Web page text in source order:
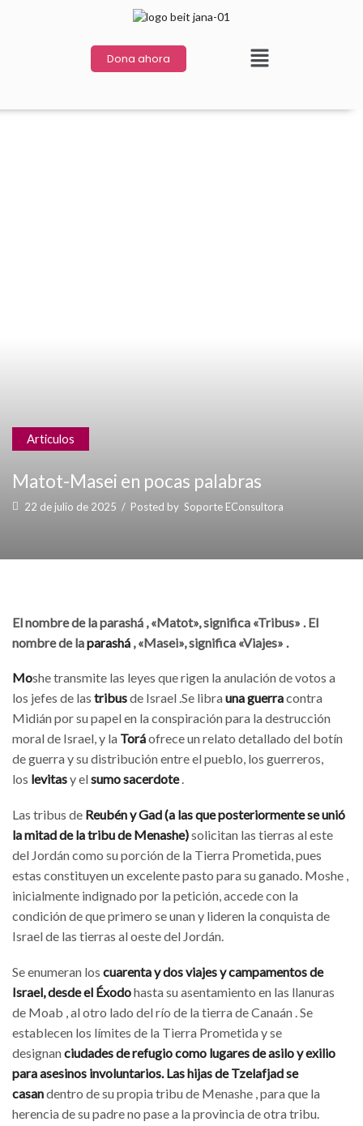
Dona ahora
Articulos
Matot-Masei en pocas palabras
22 de julio de 2025 / Posted by Soporte EConsultora
El nombre de la parashá , «Matot», significa «Tribus» . El
nombre de laparashá , «Masei», significa «Viajes» .
Moshe transmite las leyes que rigen la anulación de votos a
los jefes de las tribusde Israel .Se librauna guerracontra
Midián por su papel en la conspiración para la destrucción
moral de Israel, y la Toráofrece un relato detallado del botín
de guerra y su distribución entre el pueblo, los guerreros,
los levitasy elsumo sacerdote.
Las tribus de Reubén y Gad (a las que posteriormente se unió
la mitad de la tribu de Menashe)solicitan las tierras al este
del Jordán como su porción de la Tierra Prometida, pues
estas constituyen un excelente pasto para su ganado. Moshe ,
inicialmente indignado por la petición, accede con la
condición de que primero se unan y lideren la conquista de
Israel de las tierras al oeste del Jordán.
Se enumeran los cuarenta y dos viajes y campamentos de
Israel, desde el Éxodohasta su asentamiento en las llanuras
de Moab , al otro lado del río de la tierra de Canaán . Se
establecen los límites de la Tierra Prometida y se
designanciudades de refugio como lugares de asilo y exilio
para asesinos involuntarios. Lashijas de Tzelafjadse
casandentro de su propia tribu de Menashe , para que la
herencia de su padre no pase a la provincia de otra tribu.